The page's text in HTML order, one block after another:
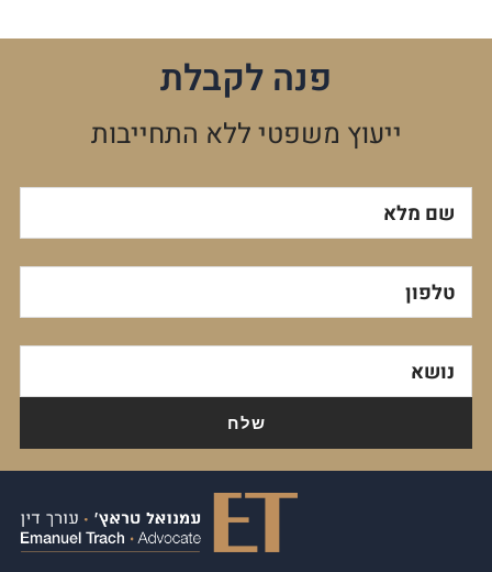
פנה לקבלת
ייעוץ משפטי ללא התחייבות
שם מלא
טלפון
נושא